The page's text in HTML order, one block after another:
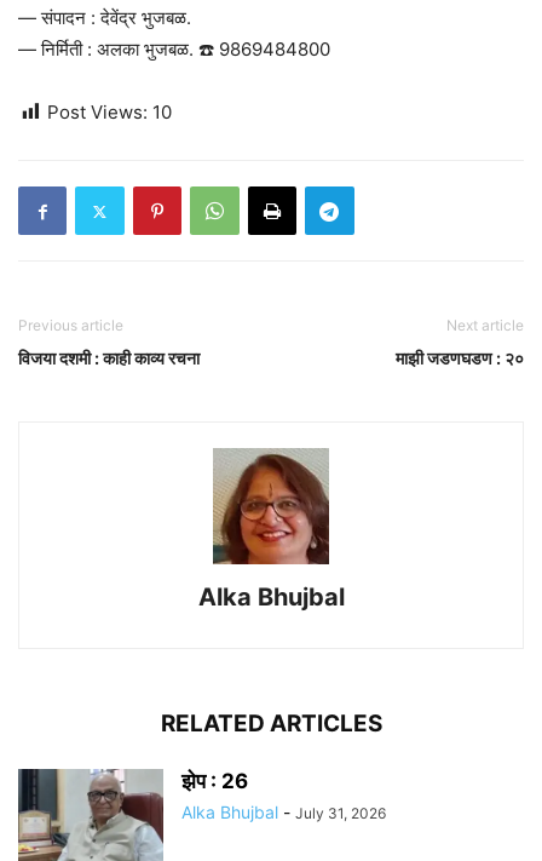
— संपादन : देवेंद्र भुजबळ.
— निर्मिती : अलका भुजबळ. ☎️ 9869484800
Post Views: 10
Previous article
विजया दशमी : काही काव्य रचना
Next article
माझी जडणघडण : २०
Alka Bhujbal
RELATED ARTICLES
झेप : 26
Alka Bhujbal - July 31, 2026